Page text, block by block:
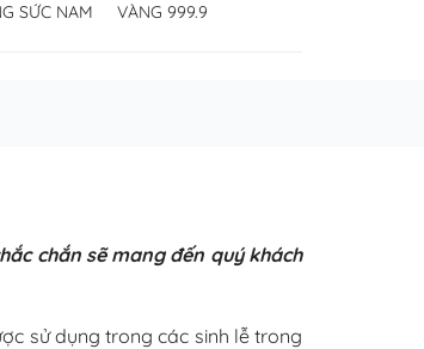
SỨC NAM VÀNG 999.9
chắn sẽ mang đến quý khách
sử dụng trong các sinh lễ trong